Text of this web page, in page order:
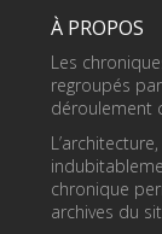
À PROPOS
Les
regroupés
déroulement
chronique
archives du